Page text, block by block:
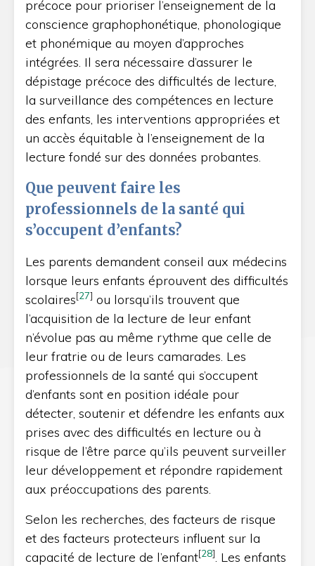
précoce pour prioriser l’enseignement de la
conscience graphophonétique, phonologique
et phonémique au moyen d’approches
intégrées. Il sera nécessaire d’assurer le
dépistage précoce des difficultés de lecture,
la surveillance des compétences en lecture
des enfants, les interventions appropriées et
un accès équitable à l’enseignement de la
lecture fondé sur des données probantes.
Que peuvent faire les
professionnels de la santé qui
s’occupent d’enfants?
Les parents demandent conseil aux médecins
lorsque leurs enfants éprouvent des difficultés
scolaires[27] ou lorsqu’ils trouvent que
l’acquisition de la lecture de leur enfant
n’évolue pas au même rythme que celle de
leur fratrie ou de leurs camarades. Les
professionnels de la santé qui s’occupent
d’enfants sont en position idéale pour
détecter, soutenir et défendre les enfants aux
prises avec des difficultés en lecture ou à
risque de l’être parce qu’ils peuvent surveiller
leur développement et répondre rapidement
aux préoccupations des parents.
Selon les recherches, des facteurs de risque
et des facteurs protecteurs influent sur la
capacité de lecture de l’enfant[28]. Les enfants